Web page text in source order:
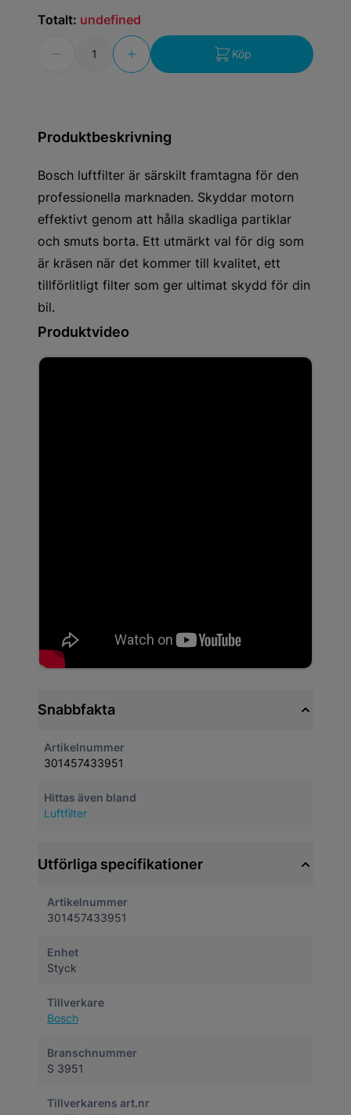
Totalt: undefined
Köp
Produktbeskrivning
Bosch luftfilter är särskilt framtagna för den
professionella marknaden. Skyddar motorn
effektivt genom att hålla skadliga partiklar
och smuts borta. Ett utmärkt val för dig som
är kräsen när det kommer till kvalitet, ett
tillförlitligt filter som ger ultimat skydd för din
bil.
Produktvideo
Snabbfakta
Artikelnummer
301457433951
Hittas även bland
Luftfilter
Utförliga specifikationer
Artikelnummer
301457433951
Enhet
Styck
Tillverkare
Bosch
Branschnummer
S 3951
Tillverkarens art.nr